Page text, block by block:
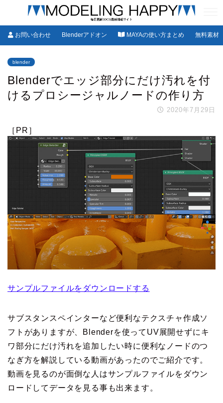
お問い合わせ Blenderアドオン MAYAの使い方まとめ 無料素材
blender
Blenderでエッジ部分にだけ汚れを付
けるプロシージャルノードの作り方
2020年7月29日
［PR］
サンプルファイルをダウンロードする
サブスタンスペインターなど便利なテクスチャ作成ソ
フトがありますが、Blenderを使ってUV展開せずにキ
ワ部分にだけ汚れを追加したい時に便利なノードのつ
なぎ方を解説している動画があったのでご紹介です。
動画を見るのが面倒な人はサンプルファイルをダウン
ロードしてデータを見る事も出来ます。